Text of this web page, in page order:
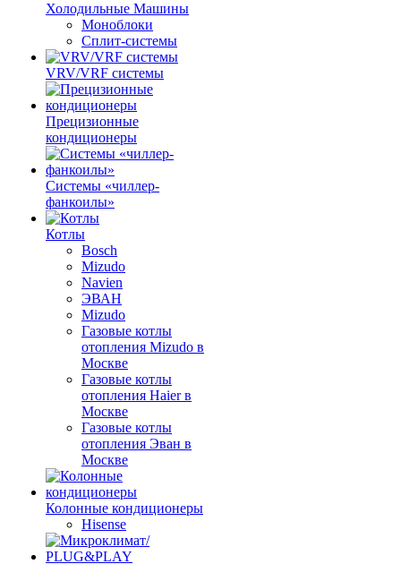
Холодильные Машины
Моноблоки
Сплит-системы
VRV/VRF системы
Прецизионные
кондиционеры
Системы «чиллер-
фанкоилы»
Котлы
Bosch
Mizudo
Navien
ЭВАН
Mizudo
Газовые котлы
отопления Mizudo в
Москве
Газовые котлы
отопления Haier в
Москве
Газовые котлы
отопления Эван в
Москве
Колонные кондиционеры
Hisense